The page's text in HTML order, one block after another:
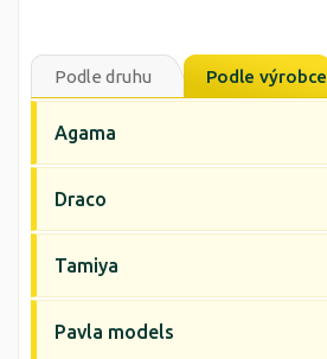
Podle druhu Podle výrobce
Agama
Draco
Tamiya
Pavla models